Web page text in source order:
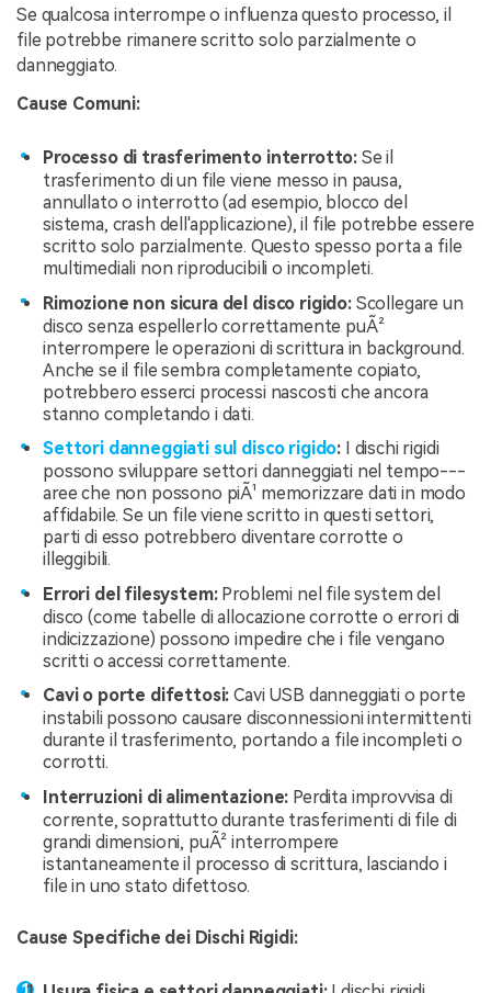
Se qualcosa interrompe o influenza questo processo, il
file potrebbe rimanere scritto solo parzialmente o
danneggiato.
Cause Comuni:
Processo di trasferimento interrotto: Se il
trasferimento di un file viene messo in pausa,
annullato o interrotto (ad esempio, blocco del
sistema, crash dell'applicazione), il file potrebbe essere
scritto solo parzialmente. Questo spesso porta a file
multimediali non riproducibili o incompleti.
Rimozione non sicura del disco rigido:Scollegare un
disco senza espellerlo correttamente puÃ²
interrompere le operazioni di scrittura in background.
Anche se il file sembra completamente copiato,
potrebbero esserci processi nascosti che ancora
stanno completando i dati.
Settori danneggiati sul disco rigido: I dischi rigidi
possono sviluppare settori danneggiati nel tempo---
aree che non possono piÃ¹ memorizzare dati in modo
affidabile. Se un file viene scritto in questi settori,
parti di esso potrebbero diventare corrotte o
illeggibili.
Errori del filesystem:Problemi nel file system del
disco (come tabelle di allocazione corrotte o errori di
indicizzazione) possono impedire che i file vengano
scritti o accessi correttamente.
Cavi o porte difettosi: Cavi USB danneggiati o porte
instabili possono causare disconnessioni intermittenti
durante il trasferimento, portando a file incompleti o
corrotti.
Interruzioni di alimentazione: Perdita improvvisa di
corrente, soprattutto durante trasferimenti di file di
grandi dimensioni, puÃ² interrompere
istantaneamente il processo di scrittura, lasciando i
file in uno stato difettoso.
Cause Specifiche dei Dischi Rigidi: